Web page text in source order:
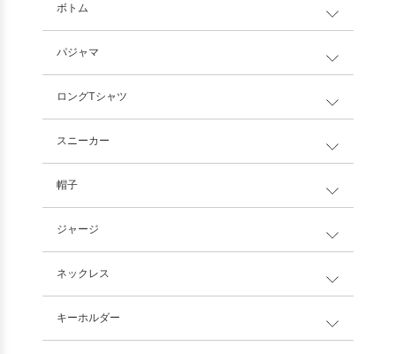
ボトム
パジャマ
ロングTシャツ
スニーカー
帽子
ジャージ
ネックレス
キーホルダー